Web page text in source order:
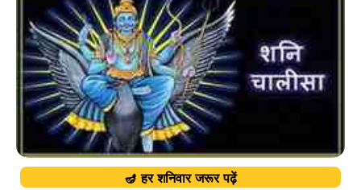
🪔 हर शनिवार जरूर पढ़ें